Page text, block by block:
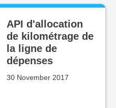
API d'allocation
de kilométrage de
la ligne de
dépenses
30 November 2017